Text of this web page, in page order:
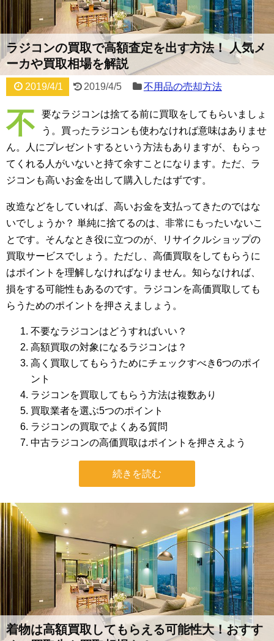
ラジコンの買取で高額査定を出す方法！ 人気メ
ーカや買取相場を解説
2019/4/1 2019/4/5 不用品の売却方法
不
要なラジコンは捨てる前に買取をしてもらいましょ
う。買ったラジコンも使わなければ意味はありませ
ん。人にプレゼントするという方法もありますが、もらっ
てくれる人がいないと持て余すことになります。ただ、ラ
ジコンも高いお金を出して購入したはずです。
改造などをしていれば、高いお金を支払ってきたのではな
いでしょうか？ 単純に捨てるのは、非常にもったいないこ
とです。そんなとき役に立つのが、リサイクルショップの
買取サービスでしょう。ただし、高価買取をしてもらうに
はポイントを理解しなければなりません。知らなければ、
損をする可能性もあるのです。ラジコンを高価買取しても
らうためのポイントを押さえましょう。
不要なラジコンはどうすればいい？
高額買取の対象になるラジコンは？
高く買取してもらうためにチェックすべき6つのポイ
ント
ラジコンを買取してもらう方法は複数あり
買取業者を選ぶ5つのポイント
ラジコンの買取でよくある質問
中古ラジコンの高価買取はポイントを押さえよう
続きを読む
着物は高額買取してもらえる可能性大！おすす